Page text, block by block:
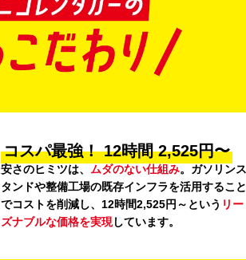
プロ品質の 「安心・安全・清潔」
ご利用のたびに、 24項目の車両点検と車内外の清
掃・除菌 を徹底。安心感と清潔感を感じていただ
ける車内環境にこだわっています。